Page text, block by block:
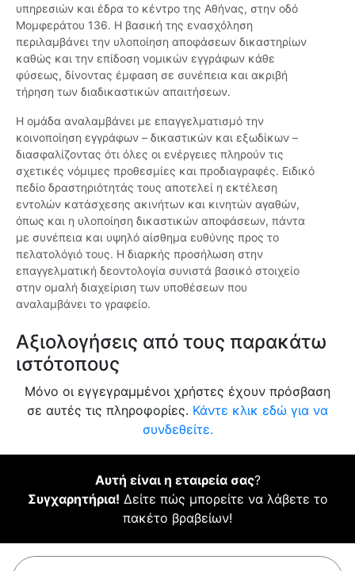
υπηρεσιών και έδρα το κέντρο της Αθήνας, στην οδό
Μομφεράτου 136. Η βασική της ενασχόληση
περιλαμβάνει την υλοποίηση αποφάσεων δικαστηρίων
καθώς και την επίδοση νομικών εγγράφων κάθε
φύσεως, δίνοντας έμφαση σε συνέπεια και ακριβή
τήρηση των διαδικαστικών απαιτήσεων.
Η ομάδα αναλαμβάνει με επαγγελματισμό την
κοινοποίηση εγγράφων – δικαστικών και εξωδίκων –
διασφαλίζοντας ότι όλες οι ενέργειες πληρούν τις
σχετικές νόμιμες προθεσμίες και προδιαγραφές. Ειδικό
πεδίο δραστηριότητάς τους αποτελεί η εκτέλεση
εντολών κατάσχεσης ακινήτων και κινητών αγαθών,
όπως και η υλοποίηση δικαστικών αποφάσεων, πάντα
με συνέπεια και υψηλό αίσθημα ευθύνης προς το
πελατολόγιό τους. Η διαρκής προσήλωση στην
επαγγελματική δεοντολογία συνιστά βασικό στοιχείο
στην ομαλή διαχείριση των υποθέσεων που
αναλαμβάνει το γραφείο.
Αξιολογήσεις από τους παρακάτω
ιστότοπους
Μόνο οι εγγεγραμμένοι χρήστες έχουν πρόσβαση
σε αυτές τις πληροφορίες. Κάντε κλικ εδώ για να
συνδεθείτε.
Αυτή είναι η εταιρεία σας?
Συγχαρητήρια! Δείτε πώς μπορείτε να λάβετε το
πακέτο βραβείων!